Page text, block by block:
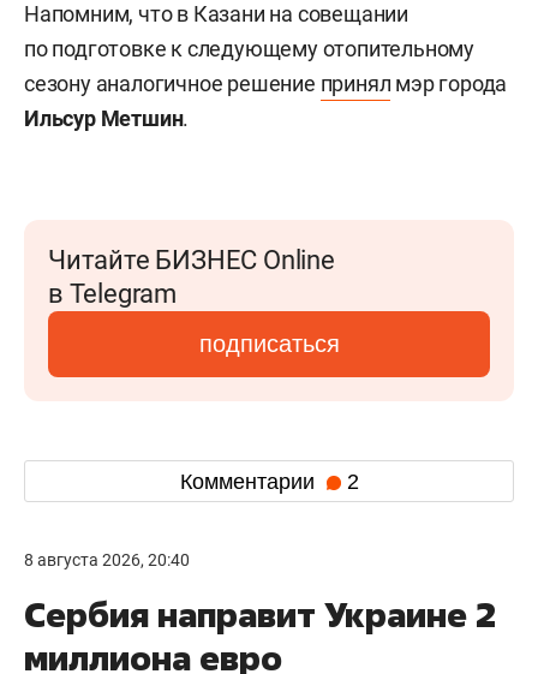
Напомним, что в Казани на совещании
по подготовке к следующему отопительному
сезону аналогичное решение принял мэр города
Ильсур Метшин.
Читайте БИЗНЕС Online
в Telegram
подписаться
Комментарии 2
8 августа 2026, 20:40
Сербия направит Украине 2
миллиона евро